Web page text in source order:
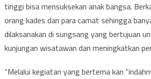
tinggi bisa mensuksekan anak bangsa.
orang kades dan para camat sehingga
dilaksanakan di sungsang yang bertujuan
kunjungan wisatawan dan meningkatkan
“Melalui kegiatan yang bertema kan